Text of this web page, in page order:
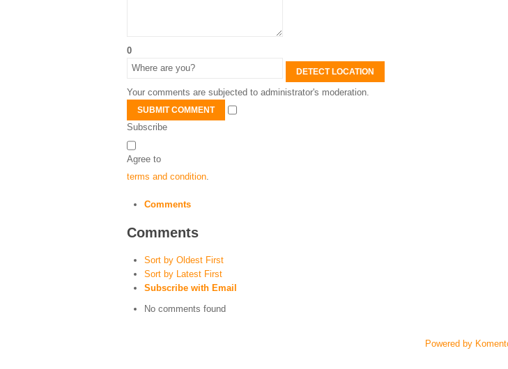
0
DETECT LOCATION
Your comments are subjected to administrator's moderation.
SUBMIT COMMENT
Subscribe
Agree to
terms and condition
Comments
Comments
Sort by Oldest First
Sort by Latest First
Subscribe with Email
No comments found
Powered by